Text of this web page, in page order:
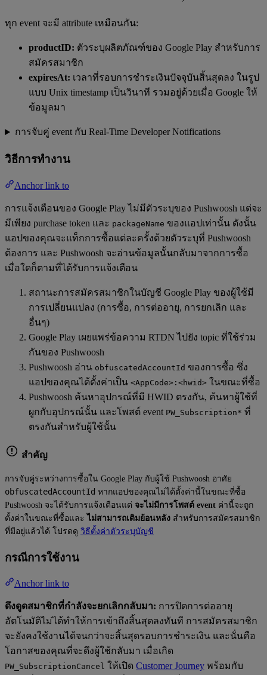
ทุก event จะมี attribute เหมือนกัน:
productID: ตัวระบุผลิตภัณฑ์ของ Google Play สำหรับการ
สมัครสมาชิก
expiresAt: เวลาที่รอบการชำระเงินปัจจุบันสิ้นสุดลง ในรูป
แบบ Unix timestamp เป็นวินาที รวมอยู่ด้วยเมื่อ Google ให้
ข้อมูลมา
การจับคู่ event กับ Real-Time Developer Notifications
วิธีการทำงาน
Anchor link to
การแจ้งเตือนของ Google Play ไม่มีตัวระบุของ Pushwoosh แต่จะ
มีเพียง purchase token และ packageName ของแอปเท่านั้น ดังนั้น
แอปของคุณจะแท็กการซื้อแต่ละครั้งด้วยตัวระบุที่ Pushwoosh
ต้องการ และ Pushwoosh จะอ่านข้อมูลนั้นกลับมาจากการซื้อ
เมื่อใดก็ตามที่ได้รับการแจ้งเตือน
สถานะการสมัครสมาชิกในบัญชี Google Play ของผู้ใช้มี
การเปลี่ยนแปลง (การซื้อ, การต่ออายุ, การยกเลิก และ
อื่นๆ)
Google Play เผยแพร่ข้อความ RTDN ไปยัง topic ที่ใช้ร่วม
กันของ Pushwoosh
Pushwoosh อ่าน obfuscatedAccountId ของการซื้อ ซึ่ง
แอปของคุณได้ตั้งค่าเป็น <AppCode>:<hwid> ในขณะที่ซื้อ
Pushwoosh ค้นหาอุปกรณ์ที่มี HWID ตรงกัน, ค้นหาผู้ใช้ที่
ผูกกับอุปกรณ์นั้น และโพสต์ event PW_Subscription* ที่
ตรงกันสำหรับผู้ใช้นั้น
สำคัญ
การจับคู่ระหว่างการซื้อใน Google Play กับผู้ใช้ Pushwoosh อาศัย
obfuscatedAccountId หากแอปของคุณไม่ได้ตั้งค่านี้ในขณะที่ซื้อ
Pushwoosh จะได้รับการแจ้งเตือนแต่ จะไม่มีการโพสต์ event ค่านี้จะถูก
ตั้งค่าในขณะที่ซื้อและ ไม่สามารถเติมย้อนหลัง สำหรับการสมัครสมาชิก
ที่มีอยู่แล้วได้ โปรดดู วิธีตั้งค่าตัวระบุบัญชี
กรณีการใช้งาน
Anchor link to
ดึงดูดสมาชิกที่กำลังจะยกเลิกกลับมา: การปิดการต่ออายุ
อัตโนมัติไม่ได้ทำให้การเข้าถึงสิ้นสุดลงทันที การสมัครสมาชิก
จะยังคงใช้งานได้จนกว่าจะสิ้นสุดรอบการชำระเงิน และนั่นคือ
โอกาสของคุณที่จะดึงผู้ใช้กลับมา เมื่อเกิด
PW_SubscriptionCancel ให้เปิด Customer Journey พร้อมกับ